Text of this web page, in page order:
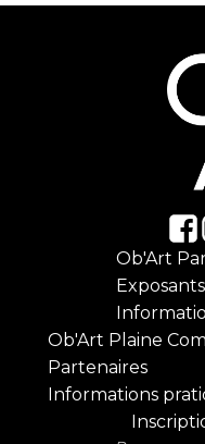
Ob'Art
Exposants
Ob'Art Plaine
Partenaires
Informations